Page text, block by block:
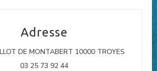
Adresse
DE MONTABERT 10000 TROYES
03 25 73 92 44